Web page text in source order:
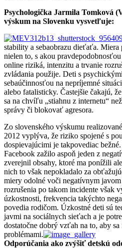
Psychologička Jarmila Tomková
výskum na Slovenku vysvetľuje:
stability a sebaobrazu dieťaťa.
nielen to, s akou
online riziká, intenzitu a trvanie
zvládania použije. Deti s
sebaúčinnosťou na nepríjemné
alebo fatalisticky. Častejšie čakajú,
sa na chvíľu „stiahnu z internetu“
správy či blokovať agresora.
Zo slovenského výskumu
2012 vyplýva, že riziko spojené s
dospievajúcimi je takpovediac
Facebook zažilo aspoň jeden z
zverejnil obsahy, ktoré ma ponížili
nich to však nepokladalo za
miery odolné voči negatívnym
rozrušenia po takom incidente však
úzkostnosti, frekvencia takýchto
povedia rodičom. Úzkostné deti sú
javmi na sociálnych sieťach a je
dostatočne dobrý vzťah na to, aby
problémami.
Odporúčania ako zvýšiť detskú